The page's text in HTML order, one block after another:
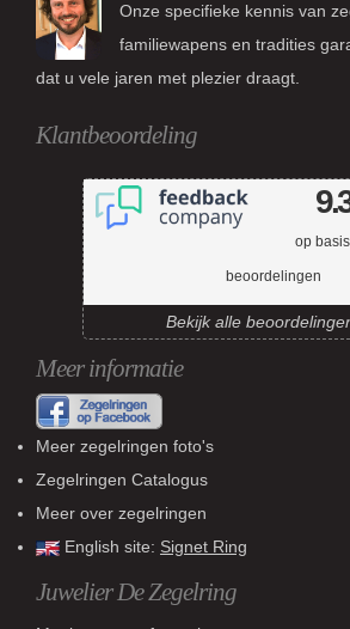
Onze specifieke kennis van
familiewapens en tradities
dat u vele jaren met plezier draagt.
Klantbeoordeling
op
beoordelingen
Bekijk alle
Meer informatie
Meer zegelringen foto's
Zegelringen Catalogus
Meer over zegelringen
English site: Signet Ring
Juwelier De Zegelring